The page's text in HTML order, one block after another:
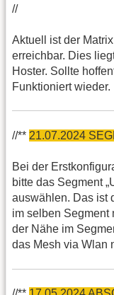
//
Aktuell ist der
erreichbar. Dies
Hoster. Sollte
Funktioniert wieder.
//** 21.07.2024
Bei der
bitte das Segment
auswählen. Das ist
im selben Segment
der Nähe im
das Mesh via Wlan